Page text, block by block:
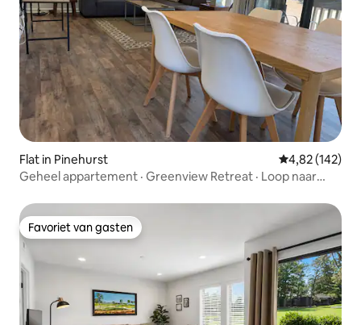
Flat in Pinehurst Gemiddelde
4,82 (142)
Geheel appartement · Greenview Retreat · Loop naar
Favoriet van gasten
Favoriet van gasten